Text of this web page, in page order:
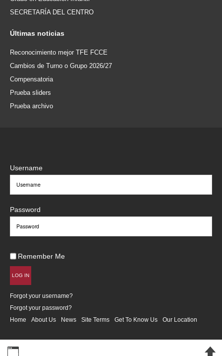
SECRETARÍA DEL CENTRO
Últimas noticias
Reconocimiento mejor TFE FCCE
Cambios de Turno o Grupo 2026/27
Compensatoria
Prueba sliders
Prueba archivo
Username
Password
Remember Me
LOG IN
Forgot your username?
Forgot your password?
Home
About Us News Site Terms Get To Know Us Our Location